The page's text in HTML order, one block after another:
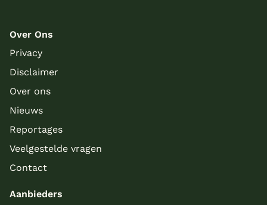
Over Ons
Privacy
Disclaimer
Over ons
Nieuws
Reportages
Veelgestelde vragen
Contact
Aanbieders